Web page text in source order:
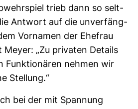
trieb dann so selt­
Ant­wort auf die unver­fäng­
Vor­namen der Ehe­frau
„Zu pri­vaten Details
Funk­tio­nären nehmen wir
Stel­lung.“
bei der mit Span­nung